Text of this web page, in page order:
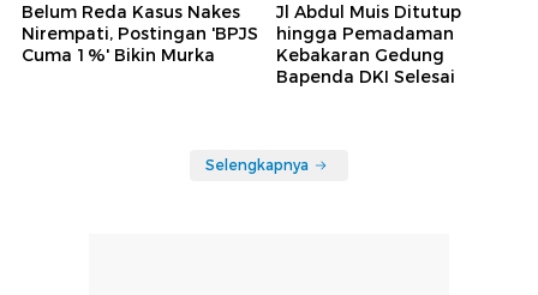
Belum Reda Kasus Nakes
Nirempati, Postingan 'BPJS
Cuma 1%' Bikin Murka
Jl Abdul Muis Ditutup
hingga Pemadaman
Kebakaran Gedung
Bapenda DKI Selesai
Selengkapnya